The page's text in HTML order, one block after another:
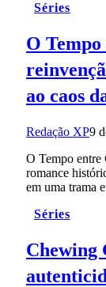
Séries
O
ao caos
Redação XP9
O Tempo entre
romance
em uma trama
Séries
Chewing